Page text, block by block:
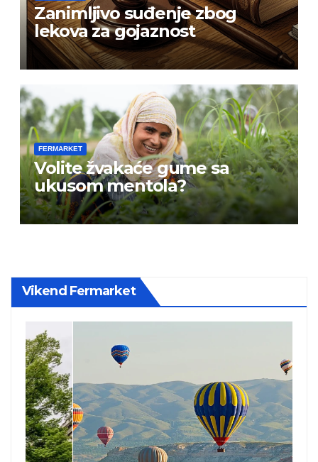
Zanimljivo suđenje zbog
lekova za gojaznost
FERMARKET
Volite žvakaće gume sa
ukusom mentola?
Vikend Fermarket